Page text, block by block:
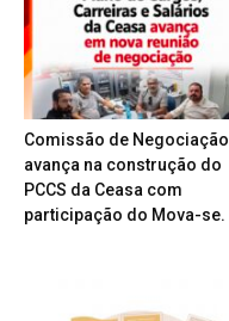
Comissão de Negociação
avança na construção do
PCCS da Ceasa com
participação do Mova-se.